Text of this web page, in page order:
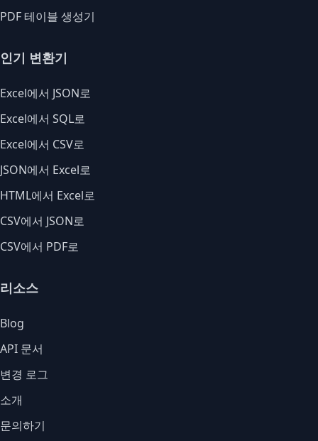
PDF 테이블 생성기
인기 변환기
Excel에서 JSON로
Excel에서 SQL로
Excel에서 CSV로
JSON에서 Excel로
HTML에서 Excel로
CSV에서 JSON로
CSV에서 PDF로
리소스
Blog
API 문서
변경 로그
소개
문의하기